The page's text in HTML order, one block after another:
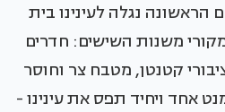
נגלה לעינינו בית
משנות השישים: חדרים
קטנטן, מטבח צר וחוסר
אחד ויחיד תפס את עינינו -